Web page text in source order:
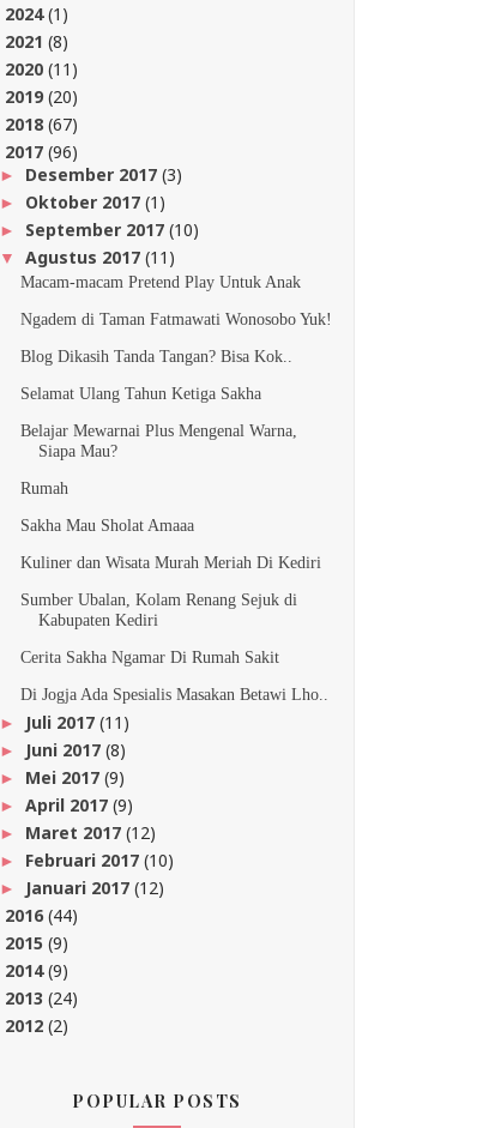
2024(1)
2021 (8)
2020 (11)
2019(20)
2018 (67)
2017 (96)
► Desember 2017 (3)
► Oktober 2017 (1)
► September 2017 (10)
▼ Agustus 2017 (11)
Macam-macam Pretend Play Untuk Anak
Ngadem di Taman Fatmawati Wonosobo Yuk!
Blog Dikasih Tanda Tangan? Bisa Kok..
Selamat Ulang Tahun Ketiga Sakha
Belajar Mewarnai Plus Mengenal Warna,
Siapa Mau?
Rumah
Sakha Mau Sholat Amaaa
Kuliner dan Wisata Murah Meriah Di Kediri
Sumber Ubalan, Kolam Renang Sejuk di
Kabupaten Kediri
Cerita Sakha Ngamar Di Rumah Sakit
Di Jogja Ada Spesialis Masakan Betawi Lho..
► Juli 2017 (11)
► Juni 2017 (8)
► Mei 2017 (9)
► April 2017 (9)
► Maret 2017 (12)
► Februari 2017 (10)
► Januari 2017 (12)
2016(44)
2015 (9)
2014(9)
2013 (24)
2012 (2)
POPULAR POSTS